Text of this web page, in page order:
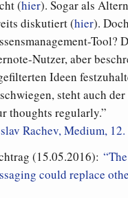
(hier). Sogar als
diskutiert (hier).
Tool?
Nutzer, aber
Ideen
steht auch
thoughts regularly.”
Rachev, Medium,
(15.05.2016):
could replace